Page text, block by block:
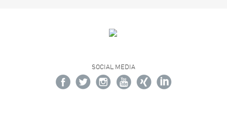
SOCIAL MEDIA